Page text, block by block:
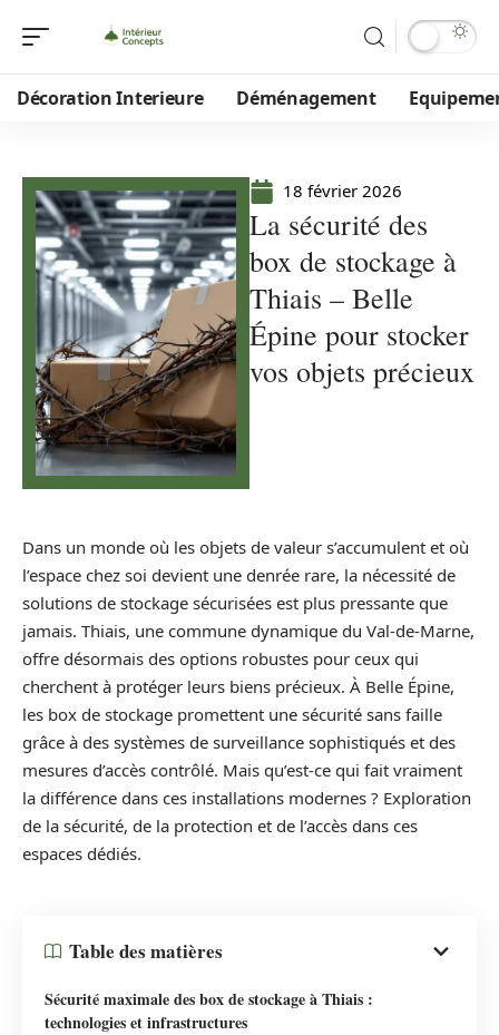
Décoration Interieure Déménagement
18 février 2026
La sécurité des
box de stockage à
Thiais – Belle
Épine pour stocker
vos objets précieux
Dans un monde où les objets de valeur s’accumulent et où
l’espace chez soi devient une denrée rare, la nécessité de
solutions de stockage sécurisées est plus pressante que
jamais. Thiais, une commune dynamique du Val-de-Marne,
offre désormais des options robustes pour ceux qui
cherchent à protéger leurs biens précieux. À Belle Épine,
les box de stockage promettent une sécurité sans faille
grâce à des systèmes de surveillance sophistiqués et des
mesures d’accès contrôlé. Mais qu’est-ce qui fait vraiment
la différence dans ces installations modernes ? Exploration
de la sécurité, de la protection et de l’accès dans ces
espaces dédiés.
Table des matières
Sécurité maximale des box de stockage à Thiais :
technologies et infrastructures